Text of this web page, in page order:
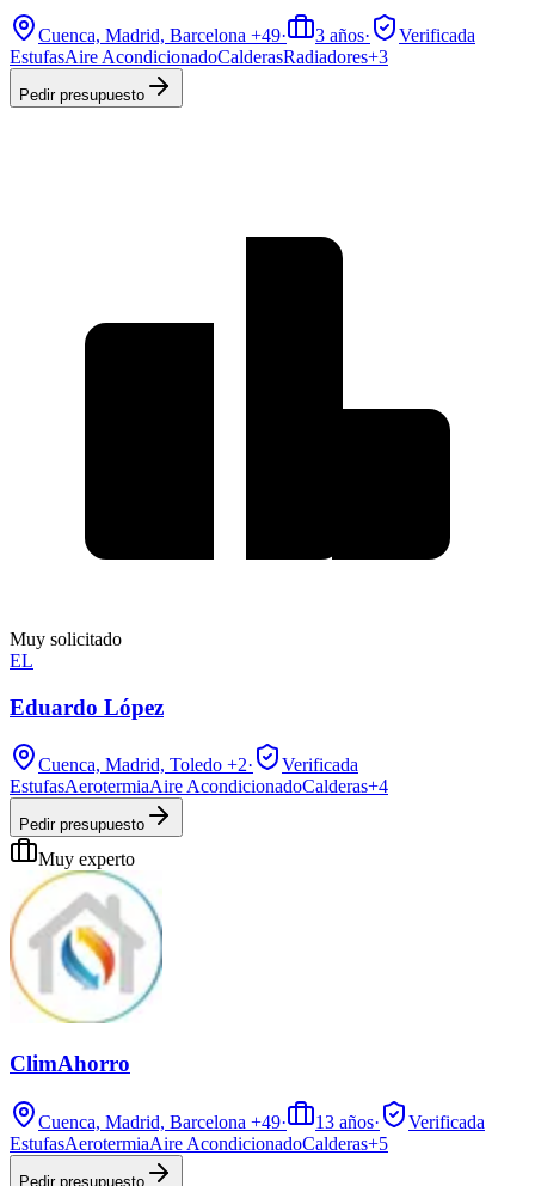
Cuenca, Madrid, Barcelona +49· 3 años·
Verificada
EstufasAire AcondicionadoCalderasRadiadores+3
Pedir presupuesto
Muy solicitado
EL
Eduardo López
Cuenca, Madrid, Toledo +2·
Verificada
EstufasAerotermiaAire AcondicionadoCalderas+4
Pedir presupuesto
Muy experto
ClimAhorro
Cuenca, Madrid, Barcelona +49· 13 años·
Verificada
EstufasAerotermiaAire AcondicionadoCalderas+5
Pedir presupuesto